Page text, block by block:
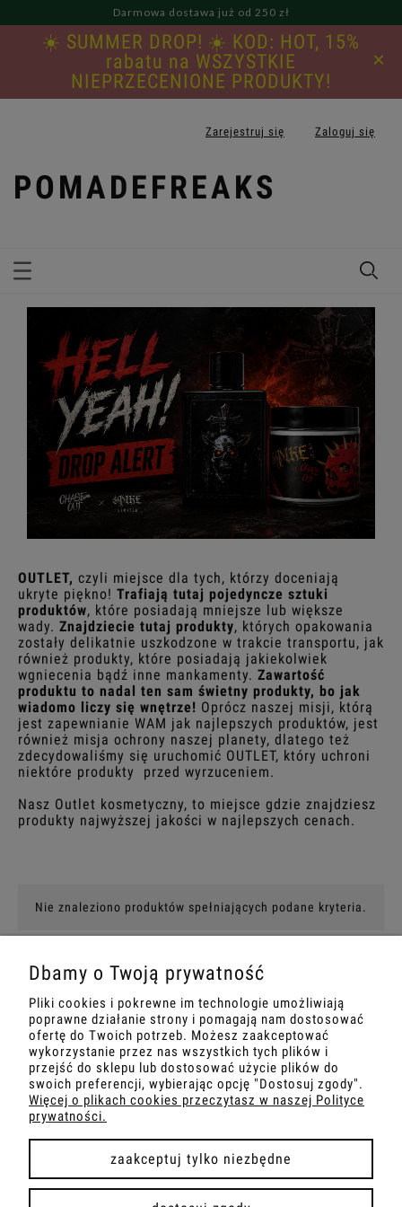
Darmowa dostawa już od 250 zł
☀️ SUMMER DROP! ☀️ KOD: HOT, 15%
rabatu na WSZYSTKIE
NIEPRZECENIONE PRODUKTY!
×
Zarejestruj się Zaloguj się
POMADEFREAKS
OUTLET, czyli miejsce dla tych, którzy doceniają
ukryte piękno! Trafiają tutaj pojedyncze sztuki
produktów, które posiadają mniejsze lub większe
wady. Znajdziecie tutaj produkty, których opakowania
zostały delikatnie uszkodzone w trakcie transportu, jak
również produkty, które posiadają jakiekolwiek
wgniecenia bądź inne mankamenty. Zawartość
produktu to nadal ten sam świetny produkty, bo jak
wiadomo liczy się wnętrze! Oprócz naszej misji, którą
jest zapewnianie WAM jak najlepszych produktów, jest
również misja ochrony naszej planety, dlatego też
zdecydowaliśmy się uruchomić OUTLET, który uchroni
niektóre produkty przed wyrzuceniem.
Nasz Outlet kosmetyczny, to miejsce gdzie znajdziesz
produkty najwyższej jakości w najlepszych cenach.
Nie znaleziono produktów spełniających podane kryteria.
MOJE KONTO
INFORMACJA
OBSŁUGA KLIENTA
PŁATNOŚCI I DOSTAWA
Dbamy o Twoją prywatność
Pliki cookies i pokrewne im technologie umożliwiają
poprawne działanie strony i pomagają nam dostosować
ofertę do Twoich potrzeb. Możesz zaakceptować
wykorzystanie przez nas wszystkich tych plików i
przejść do sklepu lub dostosować użycie plików do
swoich preferencji, wybierając opcję "Dostosuj zgody".
Więcej o plikach cookies przeczytasz w naszej Polityce
prywatności.
zaakceptuj tylko niezbędne